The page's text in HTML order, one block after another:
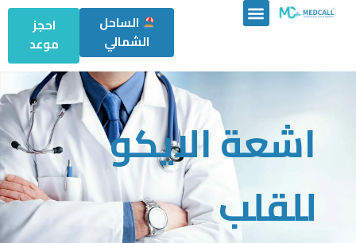
الساحل
الشمالي
احجز
موعد
اشعة الايكو
للقلب